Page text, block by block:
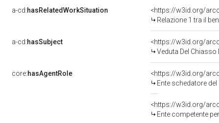
a-cd:hasRelatedWorkSituation
<https://w3id.org/
Relazione 1 tra il
a-cd:hasSubject
<https://w3id.org/
Veduta Del Chiasso
core:hasAgentRole
<https://w3id.org/
Ente schedatore del
<https://w3id.org/
Ente competente per tutela del